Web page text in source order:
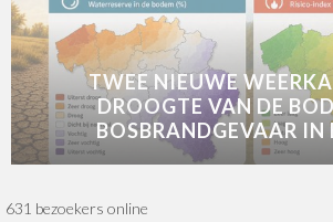
TWEE NIEUWE
DROOGTE VAN DE
BOSBRANDGEVAAR IN
631 bezoekers online